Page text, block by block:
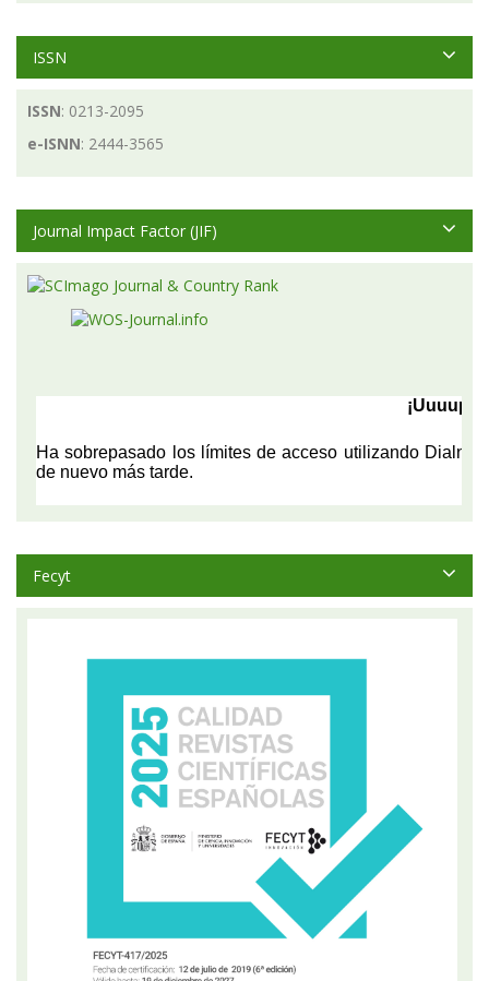
ISSN
ISSN: 0213-2095
e-ISNN: 2444-3565
Journal Impact Factor (JIF)
Fecyt